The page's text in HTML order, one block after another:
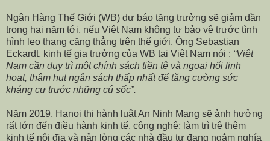
Ngân Hàng Thế Giới (WB) dự báo tăng trưởng sẽ giảm dần
trong hai năm tới, nếu Việt Nam không tự bảo vệ trước tình
hình leo thang căng thẳng trên thế giới. Ông Sebastian
Eckardt, kinh tế gia trưởng của WB tại Việt Nam nói : “Việt
Nam cần duy trì một chính sách tiền tệ và ngoại hối linh
hoạt, thâm hụt ngân sách thấp nhất để tăng cường sức
kháng cự trước những cú sốc”.
Năm 2019, Hanoi thi hành luật An Ninh Mạng sẽ ảnh hưởng
rất lớn đến điều hành kinh tế, công nghệ; làm trì trệ thêm
kinh tế nội địa và nản lòng các nhà đầu tư đang ngắm nghía